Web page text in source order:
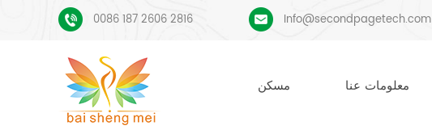
0086 187 2606 2816 Info@secondpagetech.com
مسكن معلومات عنا